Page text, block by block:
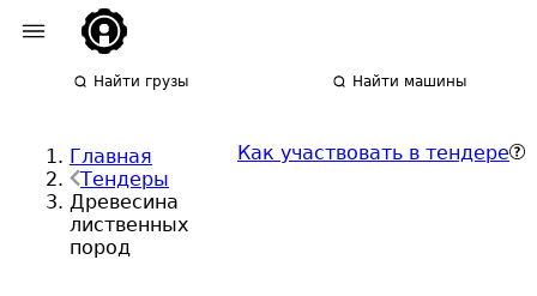
Найти грузы Найти машины
Главная
Тендеры
Древесина
лиственных
пород
Как участвовать в тендере